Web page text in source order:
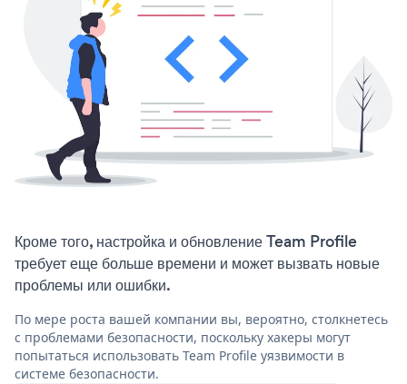
Кроме того, настройка и обновление Team Profile
требует еще больше времени и может вызвать новые
проблемы или ошибки.
По мере роста вашей компании вы, вероятно, столкнетесь
с проблемами безопасности, поскольку хакеры могут
попытаться использовать Team Profile уязвимости в
системе безопасности.